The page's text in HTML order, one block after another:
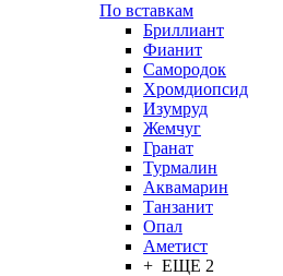
По вставкам
Бриллиант
Фианит
Самородок
Хромдиопсид
Изумруд
Жемчуг
Гранат
Турмалин
Аквамарин
Танзанит
Опал
Аметист
+ ЕЩЕ 2